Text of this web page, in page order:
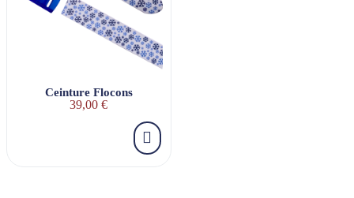
Ceinture Flocons
39,00 €